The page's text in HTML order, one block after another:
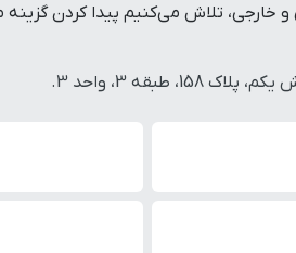
تلاش می‌کنیم پیدا کردن
طبقه 3، واحد 3.